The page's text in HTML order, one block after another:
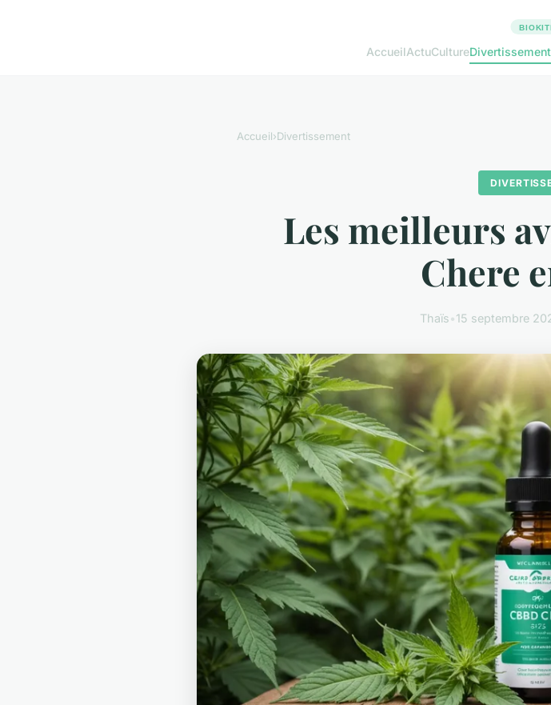
AccueilActuCultureDivertissement
Accueil›Divertissement
Les meilleurs
Chere
Thaïs•15 septembre